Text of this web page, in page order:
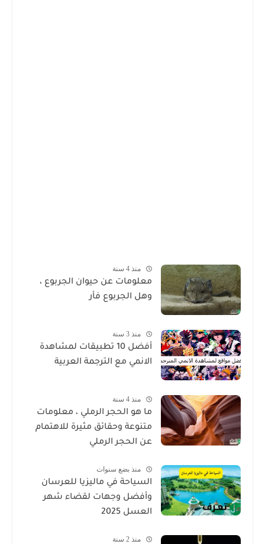
منذ 4 سنة
معلومات عن حيوان الجربوع ،
وهل الجربوع فأر
منذ 3 سنة
أفضل 10 تطبيقات لمشاهدة
الانمي مع الترجمة العربية
منذ 4 سنة
ما هو الحجر الرملي ، معلومات
متنوعة وحقائق مثيرة للاهتمام
عن الحجر الرملي
منذ بضع سنوات
السياحة في ماليزيا للعرسان
وأفضل وجهات لقضاء شهر
العسل 2025
منذ 2 سنة